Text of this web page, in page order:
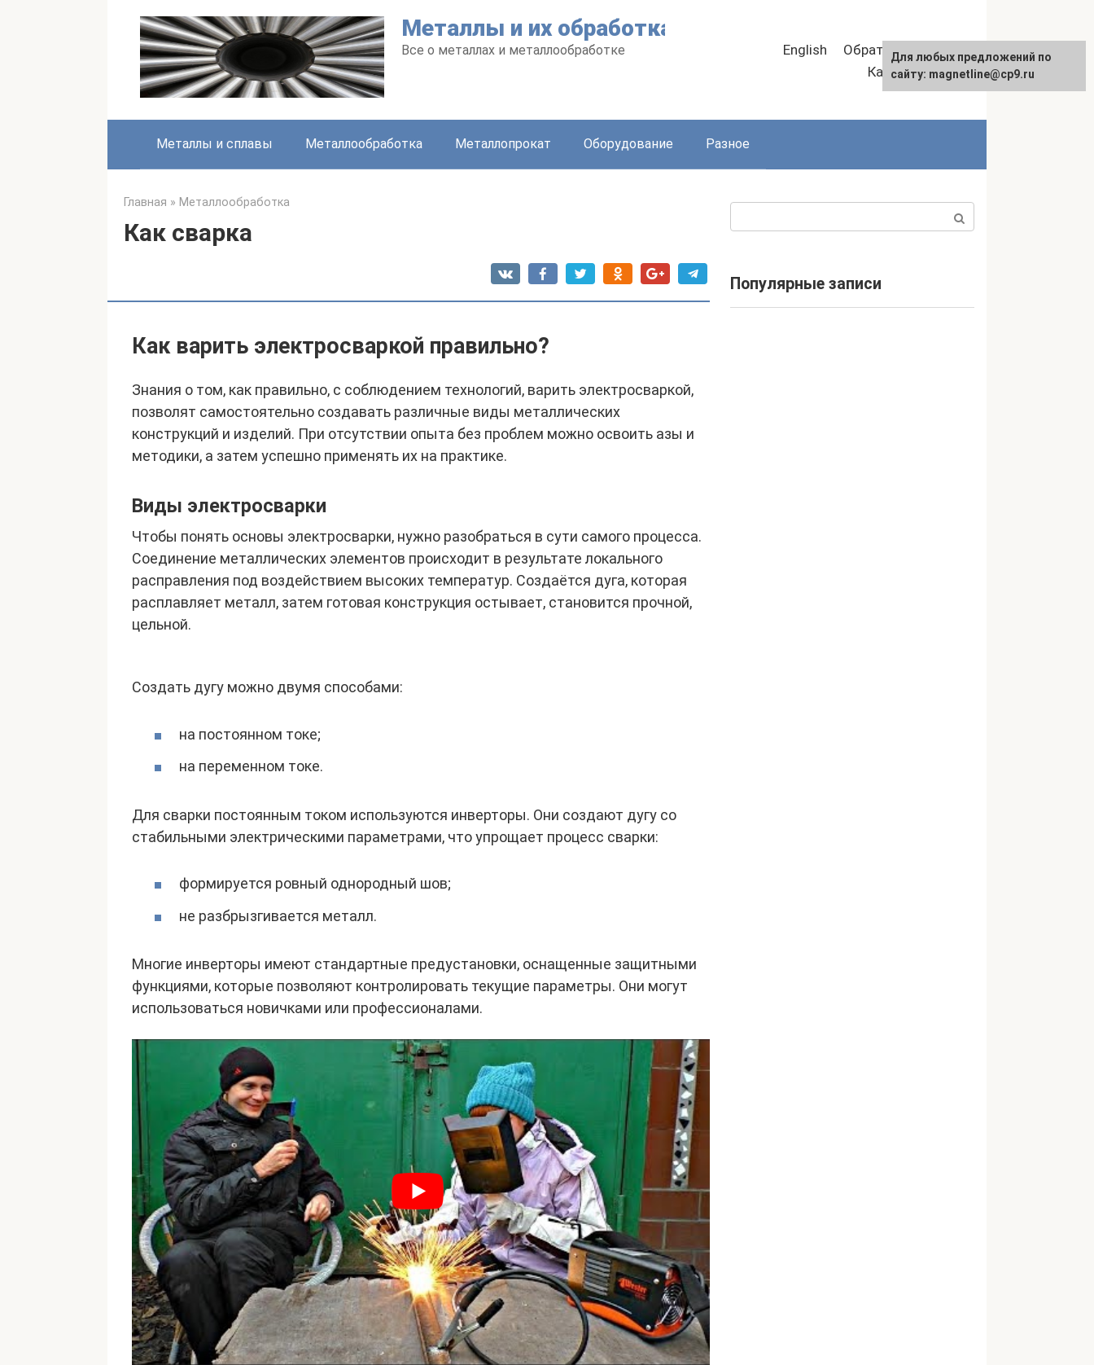
Металлы и их обработка
Все о металлах и металлообработке English
Обратная связь
Карта сайта
Металлы и сплавы Металлообработка Металлопрокат Оборудование Разное
Главная » Металлообработка
Как сварка
Как варить электросваркой правильно?
Знания о том, как правильно, с соблюдением технологий, варить электросваркой,
позволят самостоятельно создавать различные виды металлических
конструкций и изделий. При отсутствии опыта без проблем можно освоить азы и
методики, а затем успешно применять их на практике.
Виды электросварки
Чтобы понять основы электросварки, нужно разобраться в сути самого процесса.
Соединение металлических элементов происходит в результате локального
расправления под воздействием высоких температур. Создаётся дуга, которая
расплавляет металл, затем готовая конструкция остывает, становится прочной,
цельной.
Создать дугу можно двумя способами:
на постоянном токе;
на переменном токе.
Для сварки постоянным током используются инверторы. Они создают дугу со
стабильными электрическими параметрами, что упрощает процесс сварки:
формируется ровный однородный шов;
не разбрызгивается металл.
Многие инверторы имеют стандартные предустановки, оснащенные защитными
функциями, которые позволяют контролировать текущие параметры. Они могут
использоваться новичками или профессионалами.
Популярные записи
Для любых предложений по
сайту: magnetline@cp9.ru